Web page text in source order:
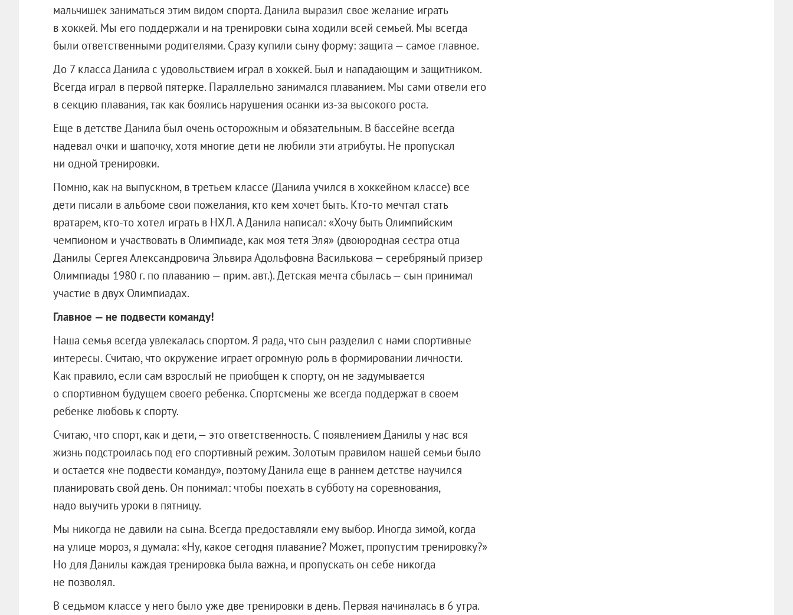
мальчишек заниматься этим видом спорта. Данила выразил свое желание играть
в хоккей. Мы его поддержали и на тренировки сына ходили всей семьей. Мы всегда
были ответственными родителями. Сразу купили сыну форму: защита — самое главное.
До 7 класса Данила с удовольствием играл в хоккей. Был и нападающим и защитником.
Всегда играл в первой пятерке. Параллельно занимался плаванием. Мы сами отвели его
в секцию плавания, так как боялись нарушения осанки из-за высокого роста.
Еще в детстве Данила был очень осторожным и обязательным. В бассейне всегда
надевал очки и шапочку, хотя многие дети не любили эти атрибуты. Не пропускал
ни одной тренировки.
Помню, как на выпускном, в третьем классе (Данила учился в хоккейном классе) все
дети писали в альбоме свои пожелания, кто кем хочет быть. Кто-то мечтал стать
вратарем, кто-то хотел играть в НХЛ. А Данила написал: «Хочу быть Олимпийским
чемпионом и участвовать в Олимпиаде, как моя тетя Эля» (двоюродная сестра отца
Данилы Сергея Александровича Эльвира Адольфовна Василькова — серебряный призер
Олимпиады 1980 г. по плаванию — прим. авт.). Детская мечта сбылась — сын принимал
участие в двух Олимпиадах.
Главное — не подвести команду!
Наша семья всегда увлекалась спортом. Я рада, что сын разделил с нами спортивные
интересы. Считаю, что окружение играет огромную роль в формировании личности.
Как правило, если сам взрослый не приобщен к спорту, он не задумывается
о спортивном будущем своего ребенка. Спортсмены же всегда поддержат в своем
ребенке любовь к спорту.
Считаю, что спорт, как и дети, — это ответственность. С появлением Данилы у нас вся
жизнь подстроилась под его спортивный режим. Золотым правилом нашей семьи было
и остается «не подвести команду», поэтому Данила еще в раннем детстве научился
планировать свой день. Он понимал: чтобы поехать в субботу на соревнования,
надо выучить уроки в пятницу.
Мы никогда не давили на сына. Всегда предоставляли ему выбор. Иногда зимой, когда
на улице мороз, я думала: «Ну, какое сегодня плавание? Может, пропустим тренировку?»
Но для Данилы каждая тренировка была важна, и пропускать он себе никогда
не позволял.
В седьмом классе у него было уже две тренировки в день. Первая начиналась в 6 утра.